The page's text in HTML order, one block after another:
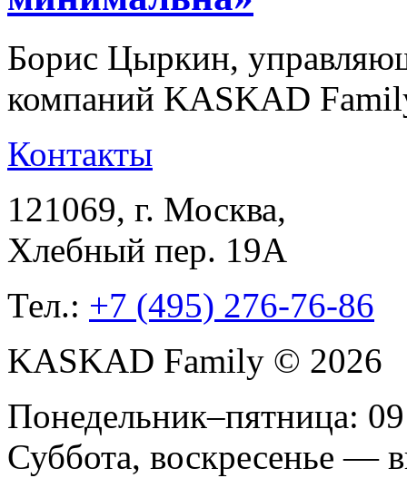
Борис Цыркин,
компаний KASKAD
Контакты
121069, г. Москва,
Хлебный пер. 19А
Тел.: +7 (495) 276-76-86
KASKAD Family © 2026
Понедельник–пятница:
Суббота, воскресенье —